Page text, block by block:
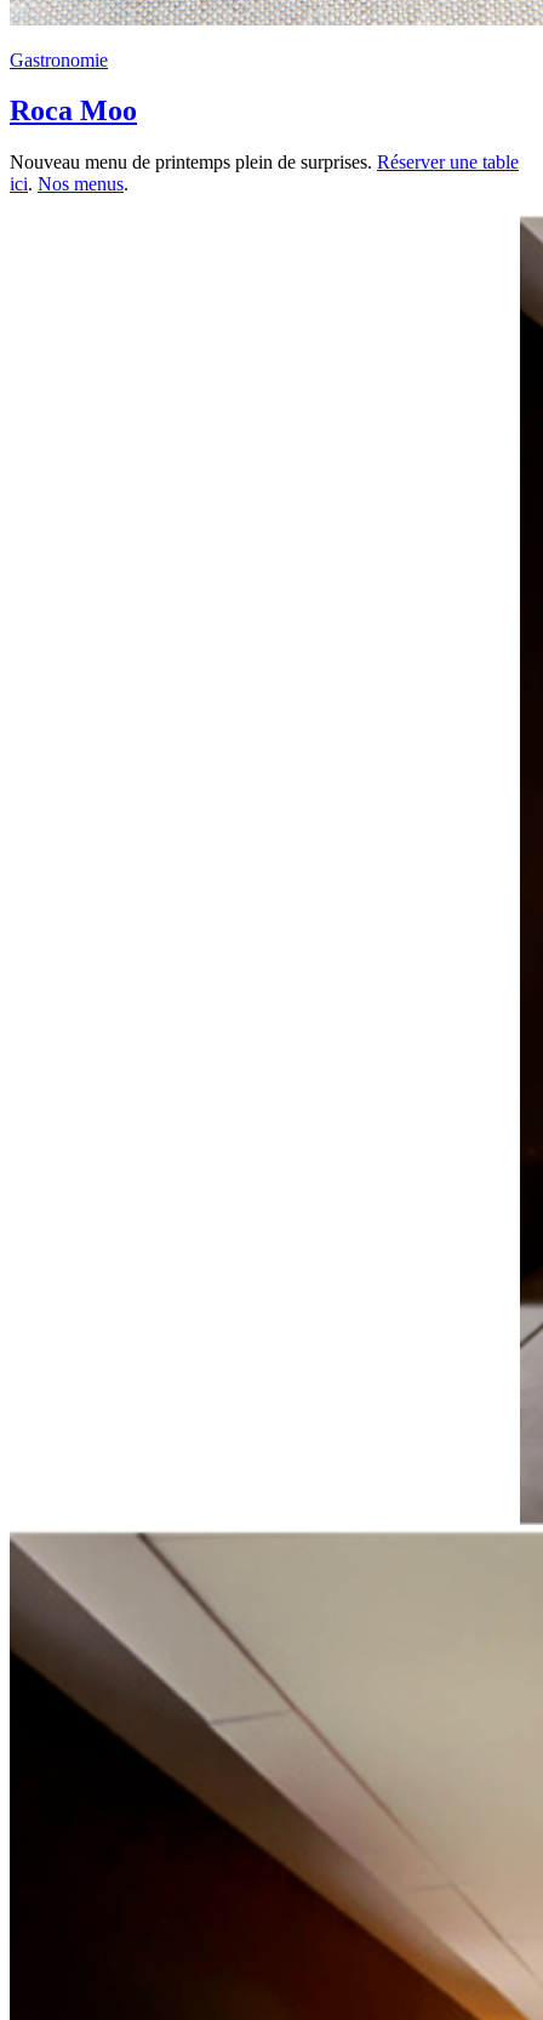
Gastronomie
Roca Moo
Nouveau menu de printemps plein de surprises. Réserver une table
ici. Nos menus.